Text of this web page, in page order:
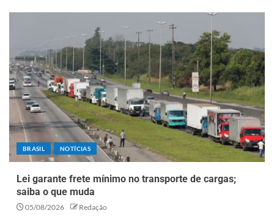
BRASIL NOTÍCIAS
Lei garante frete mínimo no transporte de cargas;
saiba o que muda
05/08/2026 Redação